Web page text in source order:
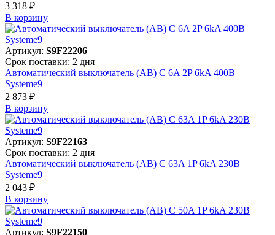
3 318 ₽
В корзинy
Артикул: S9F22206
Срок поставки: 2 дня
Автоматический выключатель (АВ) C 6A 2P 6kA 400В
Systeme9
2 873 ₽
В корзинy
Артикул: S9F22163
Срок поставки: 2 дня
Автоматический выключатель (АВ) C 63A 1P 6kA 230В
Systeme9
2 043 ₽
В корзинy
Артикул: S9F22150